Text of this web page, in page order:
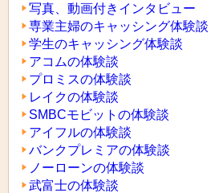
写真、動画付きインタビュー
専業主婦のキャッシング体験談
学生のキャッシング体験談
アコムの体験談
プロミスの体験談
レイクの体験談
SMBCモビットの体験談
アイフルの体験談
バンクプレミアの体験談
ノーローンの体験談
武富士の体験談